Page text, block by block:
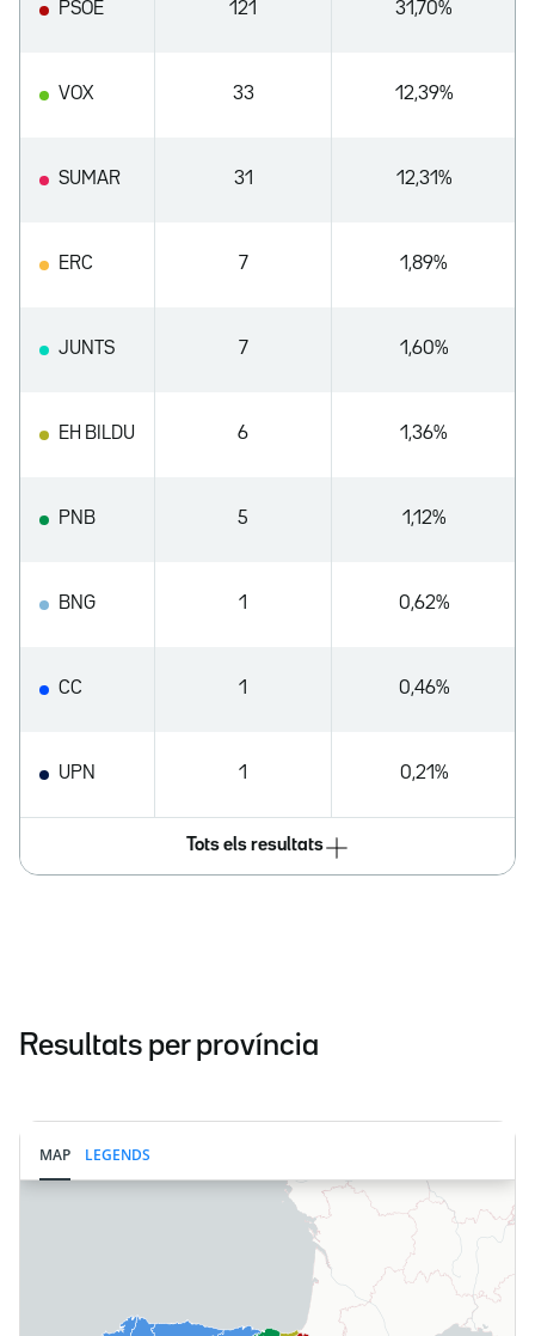
PSOE 121 31,70%
VOX 33 12,39%
SUMAR 31 12,31%
ERC 7 1,89%
JUNTS 7 1,60%
EH BILDU 6 1,36%
PNB 5 1,12%
BNG 1 0,62%
CC 1 0,46%
UPN 1 0,21%
Tots els resultats
Resultats per província